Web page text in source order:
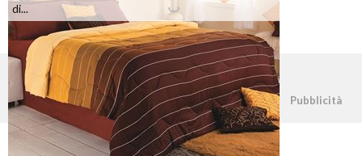
di...
©2026 - casapratica.net - p.iva 03338800984 Pubblicità